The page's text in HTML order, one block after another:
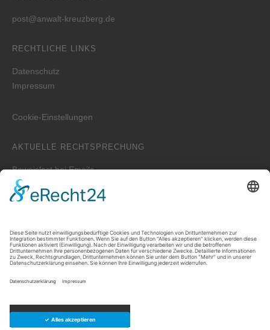
post@anwalt-kreuzberg.de
RECHTLICHE LINKS
Datenschutz
Impressum
Cookie-Einstellungen
AKTUELLE RECHTSPRECHUNG
Beweislast bei Emails
Wer ist zuständig für die Erstellung der WEG-Jahresabrechnung
bei einem Verwalterwechsel zum Jahreswechsel?
Welche Auskünfte kann der Vermieter verlangen, wenn der
Mieter untervermieten will?